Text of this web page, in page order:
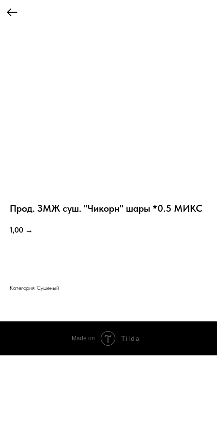
Прод. ЗМЖ суш. "Чикорн" шары *0.5 МИКС
1,00 →
Категория: Сушеный
Made on Tilda